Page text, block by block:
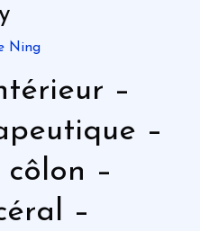
Ning
–
–
–
–